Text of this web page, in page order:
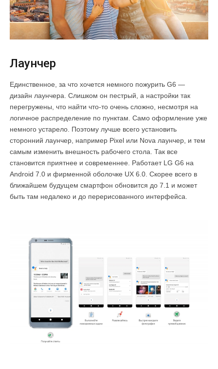
Лаунчер
Единственное, за что хочется немного пожурить G6 —
дизайн лаунчера. Слишком он пестрый, а настройки так
перегружены, что найти что-то очень сложно, несмотря на
логичное распределение по пунктам. Само оформление уже
немного устарело. Поэтому лучше всего установить
сторонний лаунчер, например Pixel или Nova лаунчер, и тем
самым изменить внешность рабочего стола. Так все
становится приятнее и современнее. Работает LG G6 на
Android 7.0 и фирменной оболочке UX 6.0. Скорее всего в
ближайшем будущем смартфон обновится до 7.1 и может
быть там недалеко и до перерисованного интерфейса.